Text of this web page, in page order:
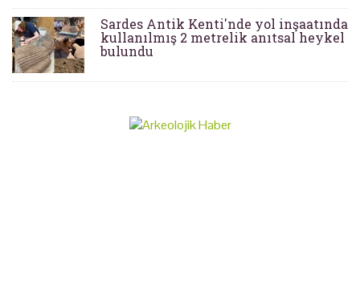
Sardes Antik Kenti'nde yol inşaatında
kullanılmış 2 metrelik anıtsal heykel
bulundu